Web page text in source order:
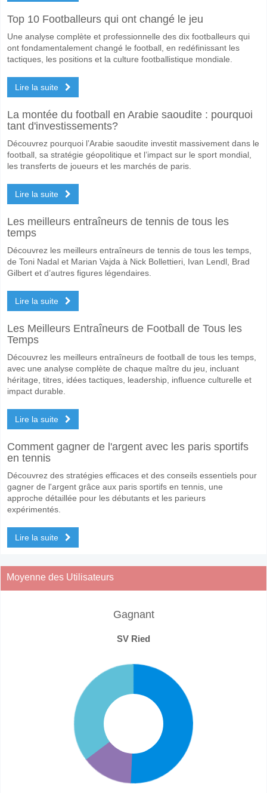
Quel sera le résultat correct attendu entre SV Ried v
Sur le côté risqué, vous pouvez essayer le Résultat Correct de 2-1
Top 10 Footballeurs qui ont changé le jeu
Une analyse complète et professionnelle des dix footballeurs qui
ont fondamentalement changé le football, en redéfinissant les
tactiques, les positions et la culture footballistique mondiale.
Lire la suite
La montée du football en Arabie saoudite : pourquoi
tant d'investissements?
Découvrez pourquoi l’Arabie saoudite investit massivement dans le
football, sa stratégie géopolitique et l’impact sur le sport mondial,
les transferts de joueurs et les marchés de paris.
Lire la suite
Les meilleurs entraîneurs de tennis de tous les
temps
Découvrez les meilleurs entraîneurs de tennis de tous les temps,
de Toni Nadal et Marian Vajda à Nick Bollettieri, Ivan Lendl, Brad
Gilbert et d’autres figures légendaires.
Lire la suite
Les Meilleurs Entraîneurs de Football de Tous les
Temps
Découvrez les meilleurs entraîneurs de football de tous les temps,
avec une analyse complète de chaque maître du jeu, incluant
héritage, titres, idées tactiques, leadership, influence culturelle et
impact durable.
Lire la suite
Comment gagner de l'argent avec les paris sportifs
en tennis
Découvrez des stratégies efficaces et des conseils essentiels pour
gagner de l'argent grâce aux paris sportifs en tennis, une
approche détaillée pour les débutants et les parieurs
expérimentés.
Lire la suite
Moyenne des Utilisateurs
Gagnant
SV Ried